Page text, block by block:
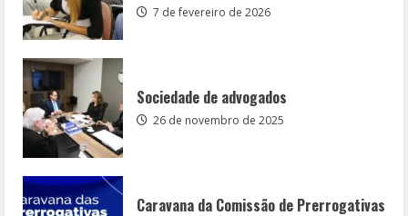
7 de fevereiro de 2026
Sociedade de advogados
26 de novembro de 2025
Caravana da Comissão de Prerrogativas